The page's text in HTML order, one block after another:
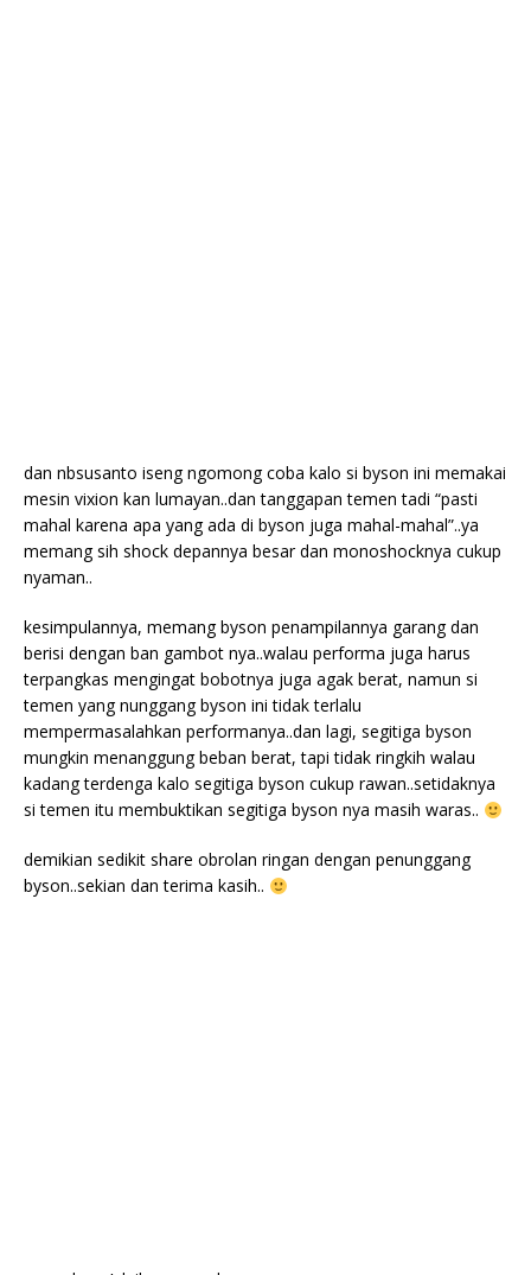
dan nbsusanto iseng ngomong coba kalo si byson ini memakai
mesin vixion kan lumayan..dan tanggapan temen tadi “pasti
mahal karena apa yang ada di byson juga mahal-mahal”..ya
memang sih shock depannya besar dan monoshocknya cukup
nyaman..
kesimpulannya, memang byson penampilannya garang dan
berisi dengan ban gambot nya..walau performa juga harus
terpangkas mengingat bobotnya juga agak berat, namun si
temen yang nunggang byson ini tidak terlalu
mempermasalahkan performanya..dan lagi, segitiga byson
mungkin menanggung beban berat, tapi tidak ringkih walau
kadang terdenga kalo segitiga byson cukup rawan..setidaknya
si temen itu membuktikan segitiga byson nya masih waras..
demikian sedikit share obrolan ringan dengan penunggang
byson..sekian dan terima kasih..